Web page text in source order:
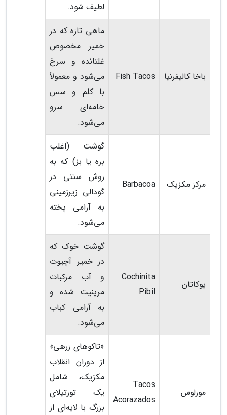
لطیف شود.
باخا کالیفرنیا Fish Tacos
ماهی تازه که در
خمیر مخصوص
غلتانده و سرخ
می‌شود و معمولاً
با کلم و سس
خامه‌ای سرو
می‌شود.
مرکز مکزیک Barbacoa
گوشت (اغلب
بره یا بز) که به
روش سنتی در
گودالی زیرزمینی
به آرامی پخته
می‌شود.
یوکاتان
Cochinita
Pibil
گوشت خوک که
در خمیر آچیوت
و آب مرکبات
مرینیت شده و
به آرامی کباب
می‌شود.
مورلوس
Tacos
Acorazados
«تاکوهای زرهی»
از دوران انقلاب
مکزیک، شامل
یک تورتیلای
بزرگ با لایه‌ای از